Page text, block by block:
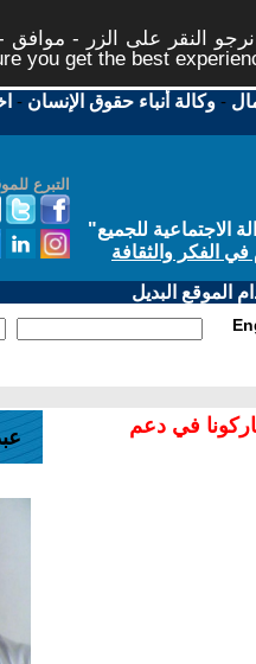
النقر على الزر - موافق
you get the best
-وكالة أنباء حقوق الإنسان -
التبرع
للجميع"
الفكر والثقافة
الموقع البديل
في دعم